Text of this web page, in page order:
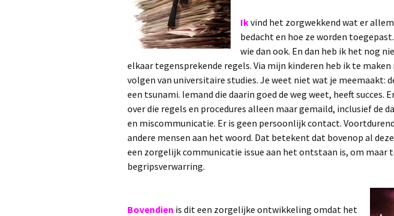
Ikvind het zorgwekkend wat er
bedacht en hoe ze worden
wie dan ook. En dan heb ik het nog
elkaar tegensprekende regels. Via mijn kinderen heb ik te
volgen van universitaire studies. Je weet niet wat je meemaakt:
een tsunami. Iemand die daarin goed de weg weet, heeft succes.
over die regels en procedures alleen maar gemaild, inclusief de
en miscommunicatie. Er is geen persoonlijk contact.
andere mensen aan het woord. Dat betekent dat bovenop al
een zorgelijk communicatie issue aan het ontstaan is, om maar
begripsverwarring.
Bovendien is dit een zorgelijke ontwikkeling omdat het